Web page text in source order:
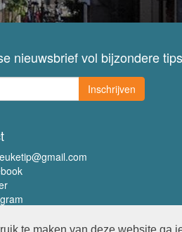
nieuwsbrief vol bijzondere tips
Inschrijven